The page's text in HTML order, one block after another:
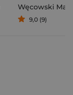
Węcowski
9,0 (9)